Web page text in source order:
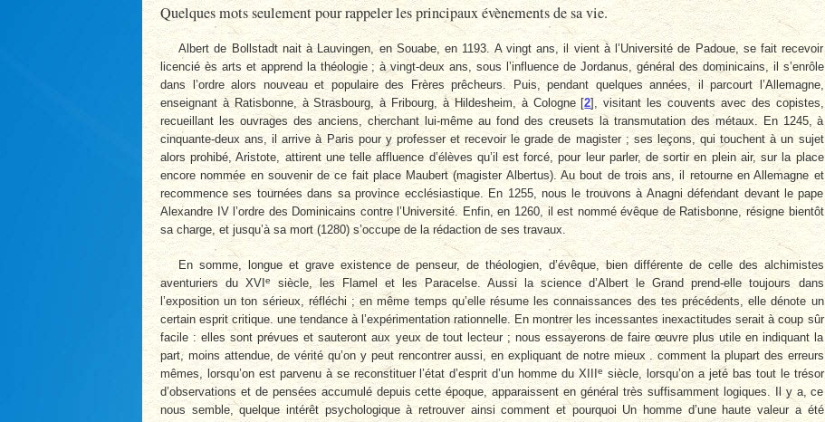
Quelques mots seulement pour rappeler les principaux évènements de sa vie.
Albert de Bollstadt nait à Lauvingen, en Souabe, en 1193. A vingt ans, il vient à l’Université de Padoue, se fait recevoir
licencié ès arts et apprend la théologie ; à vingt-deux ans, sous l’influence de Jordanus, général des dominicains, il s’enrôle
dans l’ordre alors nouveau et populaire des Frères prêcheurs. Puis, pendant quelques années, il parcourt l’Allemagne,
enseignant à Ratisbonne, à Strasbourg, à Fribourg, à Hildesheim, à Cologne[2]
, visitant les couvents avec des copistes,
recueillant les ouvrages des anciens, cherchant lui-même au fond des creusets la transmutation des métaux. En 1245, à
cinquante-deux ans, il arrive à Paris pour y professer et recevoir le grade de magister ; ses leçons, qui touchent à un sujet
alors prohibé, Aristote, attirent une telle affluence d’élèves qu’il est forcé, pour leur parler, de sortir en plein air, sur la place
encore nommée en souvenir de ce fait place Maubert (magister Albertus). Au bout de trois ans, il retourne en Allemagne et
recommence ses tournées dans sa province ecclésiastique. En 1255, nous le trouvons à Anagni défendant devant le pape
Alexandre IV l’ordre des Dominicains contre l’Université. Enfin, en 1260, il est nommé évêque de Ratisbonne, résigne bientôt
sa charge, et jusqu’à sa mort (1280) s’occupe de la rédaction de ses travaux.
En somme, longue et grave existence de penseur, de théologien, d’évêque, bien différente de celle des alchimistes
aventuriers du XVIe
siècle, les Flamel et les Paracelse. Aussi la science d’Albert le Grand prend-elle toujours dans
l’exposition un ton sérieux, réfléchi ; en même temps qu’elle résume les connaissances des tes précédents, elle dénote un
certain esprit critique. une tendance à l’expérimentation rationnelle. En montrer les incessantes inexactitudes serait à coup sûr
facile : elles sont prévues et sauteront aux yeux de tout lecteur ; nous essayerons de faire œuvre plus utile en indiquant la
part, moins attendue, de vérité qu’on y peut rencontrer aussi, en expliquant de notre mieux . comment la plupart des erreurs
mêmes, lorsqu’on est parvenu à se reconstituer l’état d’esprit d’un homme du XIIIe siècle, lorsqu’on a jeté bas tout le trésor
d’observations et de pensées accumulé depuis cette époque, apparaissent en général très suffisamment logiques. Il y a, ce
nous semble, quelque intérêt psychologique à retrouver ainsi comment et pourquoi Un homme d’une haute valeur a été